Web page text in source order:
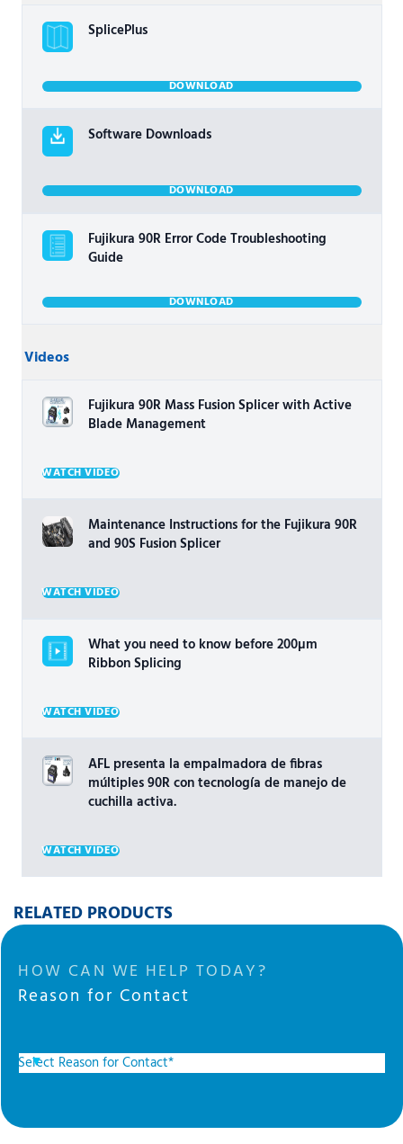
SplicePlus
DOWNLOAD
Software Downloads
DOWNLOAD
Fujikura 90R Error Code Troubleshooting
Guide
DOWNLOAD
Videos
Fujikura 90R Mass Fusion Splicer with Active
Blade Management
WATCH VIDEO
Maintenance Instructions for the Fujikura 90R
and 90S Fusion Splicer
WATCH VIDEO
What you need to know before 200µm
Ribbon Splicing
WATCH VIDEO
AFL presenta la empalmadora de fibras
múltiples 90R con tecnología de manejo de
cuchilla activa.
WATCH VIDEO
RELATED PRODUCTS
HOW CAN WE HELP TODAY?
Reason for Contact